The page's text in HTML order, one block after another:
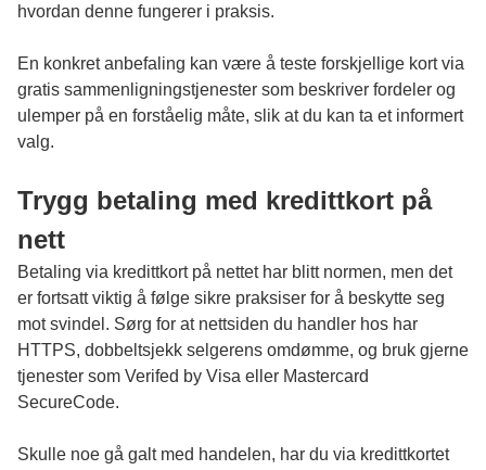
hvordan denne fungerer i praksis.
En konkret anbefaling kan være å teste forskjellige kort via
gratis sammenligningstjenester som beskriver fordeler og
ulemper på en forståelig måte, slik at du kan ta et informert
valg.
Trygg betaling med kredittkort på
nett
Betaling via kredittkort på nettet har blitt normen, men det
er fortsatt viktig å følge sikre praksiser for å beskytte seg
mot svindel. Sørg for at nettsiden du handler hos har
HTTPS, dobbeltsjekk selgerens omdømme, og bruk gjerne
tjenester som Verifed by Visa eller Mastercard
SecureCode.
Skulle noe gå galt med handelen, har du via kredittkortet